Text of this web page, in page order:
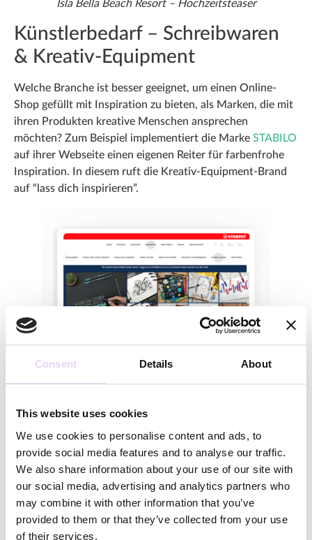
Consent Details About
This website uses cookies
We use cookies to personalise content and ads, to
provide social media features and to analyse our traffic.
We also share information about your use of our site with
our social media, advertising and analytics partners who
may combine it with other information that you’ve
provided to them or that they’ve collected from your use
of their services.
Isla Bella Beach Resort – Hochzeitsteaser
Künstlerbedarf – Schreibwaren
& Kreativ-Equipment
Welche Branche ist besser geeignet, um einen Online-
Shop gefüllt mit Inspiration zu bieten, als Marken, die mit
ihren Produkten kreative Menschen ansprechen
möchten? Zum Beispiel implementiert die Marke STABILO
auf ihrer Webseite einen eigenen Reiter für farbenfrohe
Inspiration. In diesem ruft die Kreativ-Equipment-Brand
auf “lass dich inspirieren”.
STABILO – Social Wall
In der UGC Social Wall werden sämtliche Werke